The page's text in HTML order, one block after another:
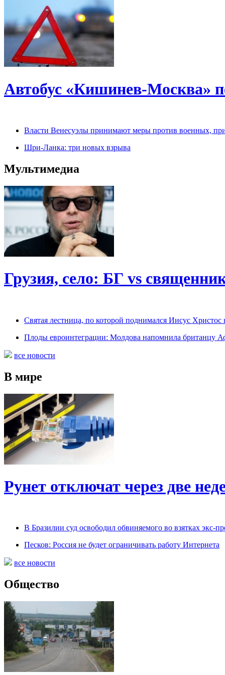
Автобус «Кишинев-Москва»
Власти Венесуэлы принимают меры против военных,
Шри-Ланка: три новых взрыва
Мультимедиа
Грузия, село: БГ vs
Святая лестница, по которой поднимался Иисус Христос
Плоды евроинтеграции: Молдова напомнила британцу
все новости
В мире
Рунет отключат через две
В Бразилии суд освободил обвиняемого во взятках экс-
Песков: Россия не будет ограничивать работу Интернета
все новости
Общество